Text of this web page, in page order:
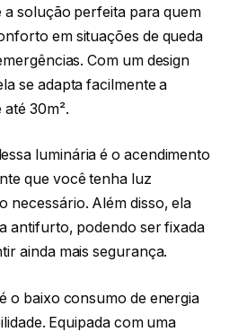
a solução perfeita para quem
em situações de queda
Com um design
se adapta facilmente a
30m².
luminária é o acendimento
que você tenha luz
necessário. Além disso, ela
antifurto, podendo ser fixada
ainda mais segurança.
o baixo consumo de energia
Equipada com uma